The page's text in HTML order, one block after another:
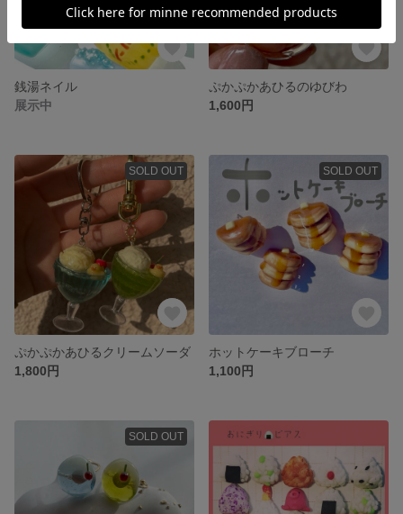
銭湯ネイル
展示中
ぷかぷかあひるのゆびわ
1,600円
SOLD OUT
ぷかぷかあひるクリームソーダ
1,800円
SOLD OUT
ホットケーキブローチ
1,100円
SOLD OUT